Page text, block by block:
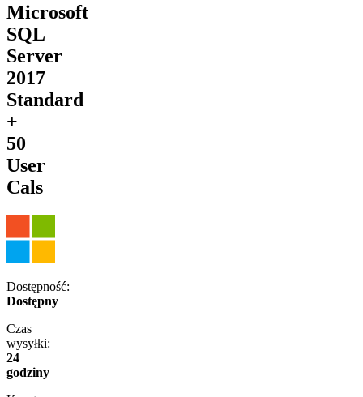
Microsoft
SQL
Server
2017
Standard
+
50
User
Cals
Dostępność:
Dostępny
Czas
wysyłki:
24
godziny